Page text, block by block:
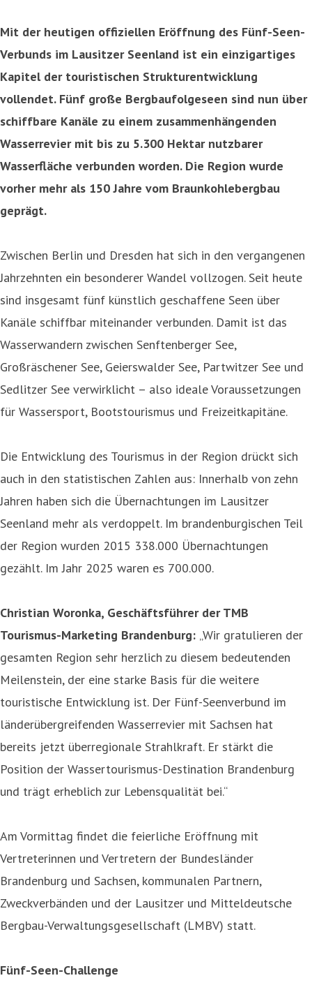
Mit der heutigen offiziellen Eröffnung des Fünf-Seen-
Verbunds im Lausitzer Seenland ist ein einzigartiges
Kapitel der touristischen Strukturentwicklung
vollendet. Fünf große Bergbaufolgeseen sind nun über
schiffbare Kanäle zu einem zusammenhängenden
Wasserrevier mit bis zu 5.300 Hektar nutzbarer
Wasserfläche verbunden worden. Die Region wurde
vorher mehr als 150 Jahre vom Braunkohlebergbau
geprägt.
Zwischen Berlin und Dresden hat sich in den vergangenen
Jahrzehnten ein besonderer Wandel vollzogen. Seit heute
sind insgesamt fünf künstlich geschaffene Seen über
Kanäle schiffbar miteinander verbunden. Damit ist das
Wasserwandern zwischen Senftenberger See,
Großräschener See, Geierswalder See, Partwitzer See und
Sedlitzer See verwirklicht – also ideale Voraussetzungen
für Wassersport, Bootstourismus und Freizeitkapitäne.
Die Entwicklung des Tourismus in der Region drückt sich
auch in den statistischen Zahlen aus: Innerhalb von zehn
Jahren haben sich die Übernachtungen im Lausitzer
Seenland mehr als verdoppelt. Im brandenburgischen Teil
der Region wurden 2015 338.000 Übernachtungen
gezählt. Im Jahr 2025 waren es 700.000.
Christian Woronka, Geschäftsführer der TMB
Tourismus-Marketing Brandenburg: „Wir gratulieren der
gesamten Region sehr herzlich zu diesem bedeutenden
Meilenstein, der eine starke Basis für die weitere
touristische Entwicklung ist. Der Fünf-Seenverbund im
länderübergreifenden Wasserrevier mit Sachsen hat
bereits jetzt überregionale Strahlkraft. Er stärkt die
Position der Wassertourismus-Destination Brandenburg
und trägt erheblich zur Lebensqualität bei.“
Am Vormittag findet die feierliche Eröffnung mit
Vertreterinnen und Vertretern der Bundesländer
Brandenburg und Sachsen, kommunalen Partnern,
Zweckverbänden und der Lausitzer und Mitteldeutsche
Bergbau-Verwaltungsgesellschaft (LMBV) statt.
Fünf-Seen-Challenge